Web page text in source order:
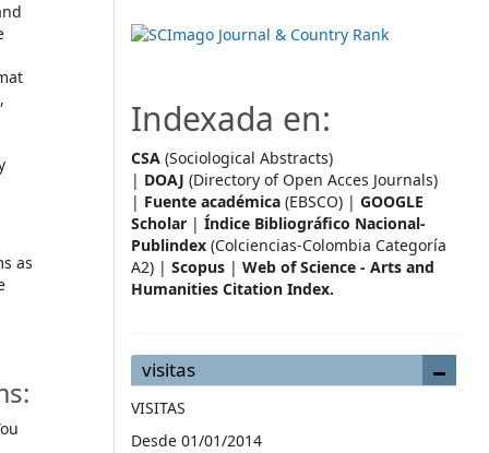
as
Indexada en:
CSA (Sociological Abstracts)
| DOAJ (Directory of Open Acces Journals)
| Fuente académica (EBSCO) | GOOGLE
Scholar| Índice Bibliográfico Nacional-
Publindex (Colciencias-Colombia Categoría
A2) | Scopus | Web of Science - Arts and
Humanities Citation Index.
visitas
VISITAS
Desde 01/01/2014